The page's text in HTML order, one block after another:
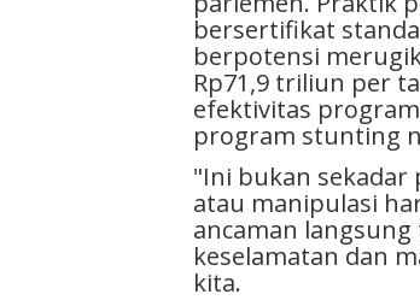
bersertifikat
berpotensi
Rp71,9 triliun per
efektivitas
program stunting
"Ini bukan sekadar
atau manipulasi
ancaman
keselamatan dan
kita.